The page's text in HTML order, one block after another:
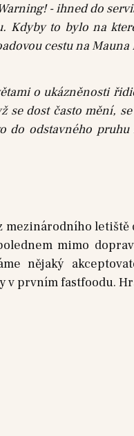
- ihned do
Kdyby to bylo na
cestu na Mauna
o ukázněnosti
dost často mění,
do odstavného
mimo
nějaký
prvním fastfoodu.